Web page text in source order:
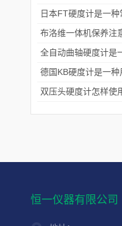
布洛维一体机保养注
恒一仪器有限公司